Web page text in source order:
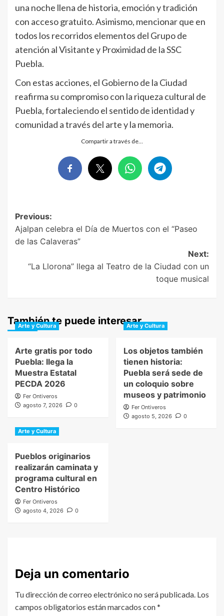
una noche llena de historia, emoción y tradición
con acceso gratuito. Asimismo, mencionar que en
todos los recorridos elementos del Grupo de
atención al Visitante y Proximidad de la SSC
Puebla.
Con estas acciones, el Gobierno de la Ciudad
reafirma su compromiso con la riqueza cultural de
Puebla, fortaleciendo el sentido de identidad y
comunidad a través del arte y la memoria.
Compartir a través de…
Post
navigation
Previous:
Ajalpan celebra el Día de Muertos con el “Paseo
de las Calaveras”
Next:
“La Llorona” llega al Teatro de la Ciudad con un
toque musical
También te puede interesar
Arte y Cultura
Arte gratis por todo
Puebla: llega la
Muestra Estatal
PECDA 2026
Fer Ontiveros
agosto 7, 2026
0
Arte y Cultura
Los objetos también
tienen historia:
Puebla será sede de
un coloquio sobre
museos y patrimonio
Fer Ontiveros
agosto 5, 2026
0
Arte y Cultura
Pueblos originarios
realizarán caminata y
programa cultural en
Centro Histórico
Fer Ontiveros
agosto 4, 2026
0
Deja un comentario
Tu dirección de correo electrónico no será publicada. Los
campos obligatorios están marcados con*